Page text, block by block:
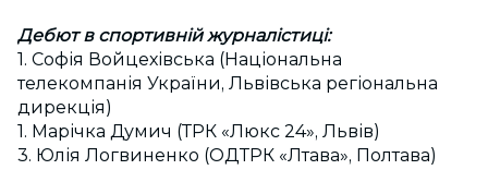
Дебют в спортивній журналістиці:
1. Софія Войцехівська (Національна
телекомпанія України, Львівська регіональна
дирекція)
1. Марічка Думич (ТРК «Люкс 24», Львів)
3. Юлія Логвиненко (ОДТРК «Лтава», Полтава)